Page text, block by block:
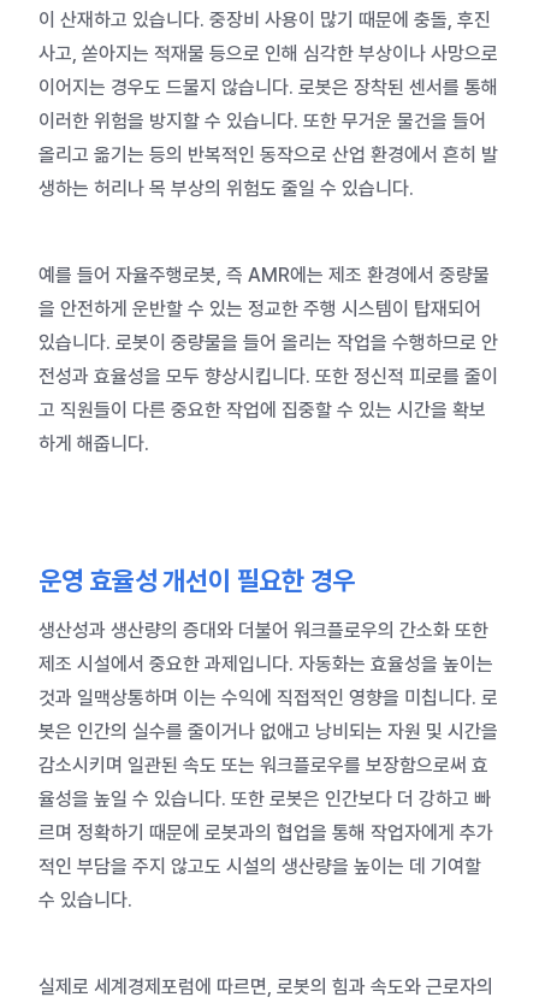
이 산재하고 있습니다. 중장비 사용이 많기 때문에 충돌, 후진
사고, 쏟아지는 적재물 등으로 인해 심각한 부상이나 사망으로
이어지는 경우도 드물지 않습니다. 로봇은 장착된 센서를 통해
이러한 위험을 방지할 수 있습니다. 또한 무거운 물건을 들어
올리고 옮기는 등의 반복적인 동작으로 산업 환경에서 흔히 발
생하는 허리나 목 부상의 위험도 줄일 수 있습니다.
예를 들어 자율주행로봇, 즉 AMR에는 제조 환경에서 중량물
을 안전하게 운반할 수 있는 정교한 주행 시스템이 탑재되어
있습니다. 로봇이 중량물을 들어 올리는 작업을 수행하므로 안
전성과 효율성을 모두 향상시킵니다. 또한 정신적 피로를 줄이
고 직원들이 다른 중요한 작업에 집중할 수 있는 시간을 확보
하게 해줍니다.
운영 효율성 개선이 필요한 경우
생산성과 생산량의 증대와 더불어 워크플로우의 간소화 또한
제조 시설에서 중요한 과제입니다. 자동화는 효율성을 높이는
것과 일맥상통하며 이는 수익에 직접적인 영향을 미칩니다. 로
봇은 인간의 실수를 줄이거나 없애고 낭비되는 자원 및 시간을
감소시키며 일관된 속도 또는 워크플로우를 보장함으로써 효
율성을 높일 수 있습니다. 또한 로봇은 인간보다 더 강하고 빠
르며 정확하기 때문에 로봇과의 협업을 통해 작업자에게 추가
적인 부담을 주지 않고도 시설의 생산량을 높이는 데 기여할
수 있습니다.
실제로 세계경제포럼에 따르면, 로봇의 힘과 속도와 근로자의